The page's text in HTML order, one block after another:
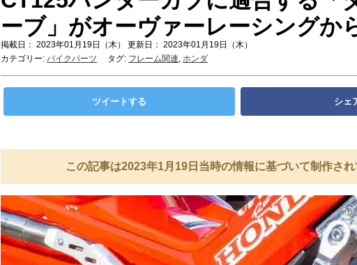
ーブ」がオーヴァーレーシングか
掲載日： 2023年01月19日（木） 更新日： 2023年01月19日（木）
カテゴリー: バイクパーツ タグ: フレーム関連, ホンダ
ツイートする シェ
この記事は2023年1月19日当時の情報に基づいて制作され